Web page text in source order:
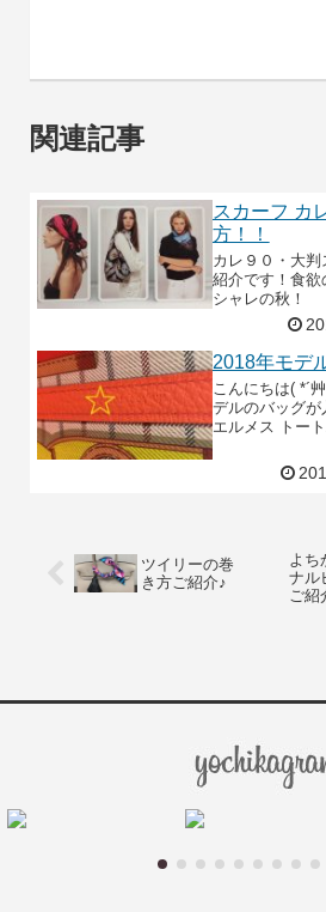
関連記事
スカーフ カ
方！！
カレ９０・大
紹介です！食
シャレの秋！
2018年モデ
こんにちは( *´
デルのバッグが
エルメス トー
ィ 36 PM カマ
イムXブルーア
ツイリーの巻
き方ご紹介♪
よち
ナル
ご紹